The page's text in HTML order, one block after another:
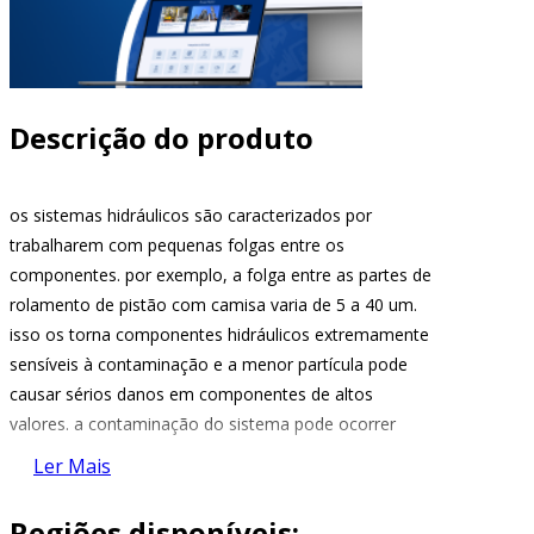
Descrição do produto
os sistemas hidráulicos são caracterizados por
trabalharem com pequenas folgas entre os
componentes. por exemplo, a folga entre as partes de
rolamento de pistão com camisa varia de 5 a 40 um.
isso os torna componentes hidráulicos extremamente
sensíveis à contaminação e a menor partícula pode
causar sérios danos em componentes de altos
valores. a contaminação do sistema pode ocorrer
manutenção, por agentes externos através de hastes
Ler Mais